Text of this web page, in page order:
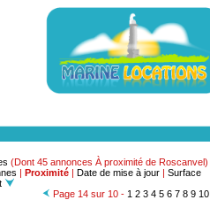
(Dont 45 annonces À proximité de Roscanvel)
| Proximité | Date de mise à jour | Surface
Page 14 sur 10 - 1 2 3 4 5 6 7 8 9 10